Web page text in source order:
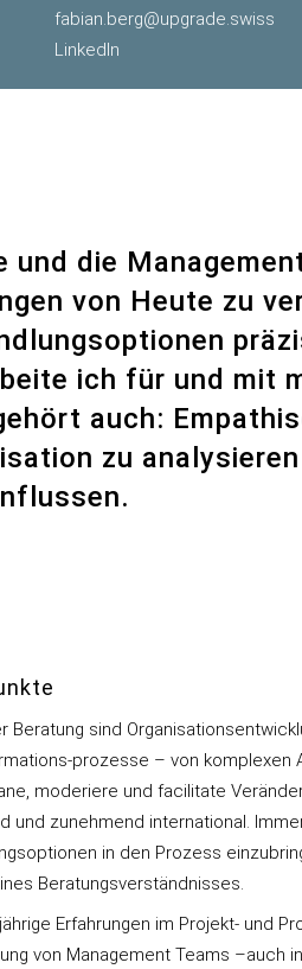
fabian.berg@upgrade.swiss
LinkedIn
und die
von Heute zu
ich für und mit
auch:
zu
Beratung sind
prozesse – von komplexen
moderiere und facilitate
und zunehmend international.
in den Prozess
Beratungsverständnisses.
Erfahrungen im Projekt- und
von Management Teams –auch